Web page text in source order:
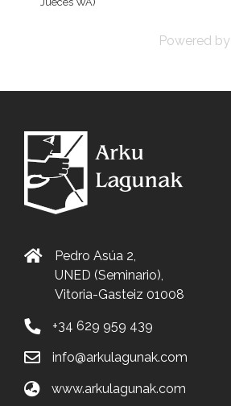
Powered by
Pedro Asúa 2,
UNED (Seminario),
Vitoria-Gasteiz 01008
+34 629 959 439
info@arkulagunak.com
www.arkulagunak.com